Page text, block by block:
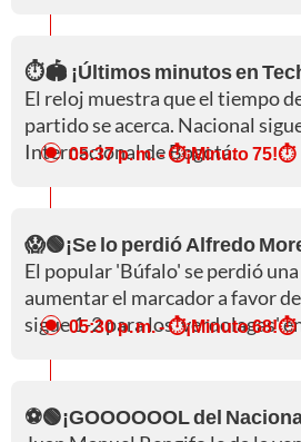
⏱️🏟️ ¡Últimos minutos en
El reloj muestra que el tiempo
partido se acerca. Nacional
Internacional de Bogotá.
05:37 p. m.- ⏱️¡Minuto 75!⏱️
😱🟢¡Se lo perdió Alfredo
El popular 'Búfalo' se perdió
aumentar el marcador a favor
sigue 1-2 para los 'verdolagas'
05:30 p. m.- ⏱️¡Minuto 68!⏱️
⚽🟢¡GOOOOOOL del